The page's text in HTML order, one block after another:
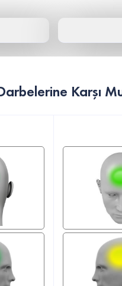
Karşı